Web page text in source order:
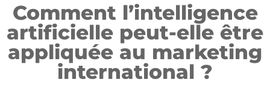
Comment l’intelligence
artificielle peut-elle être
appliquée au marketing
international ?